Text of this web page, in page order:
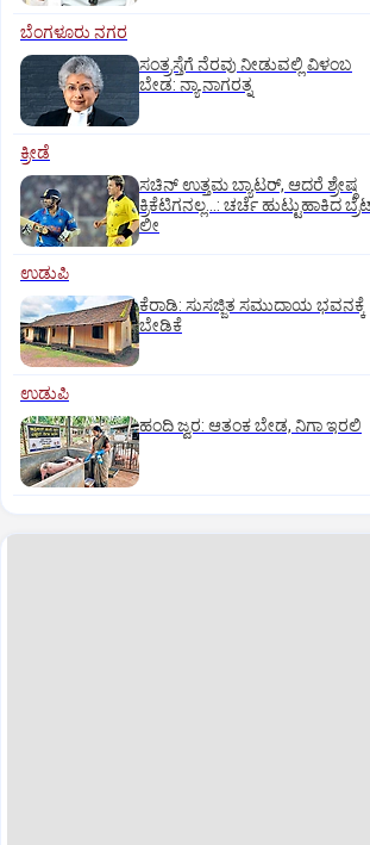
ಬೆಂಗಳೂರು ನಗರ
ಸಂತ್ರಸ್ತೆಗೆ ನೆರವು ನೀಡುವಲ್ಲಿ ವಿಳಂಬ
ಬೇಡ: ನ್ಯಾ.ನಾಗರತ್ನ
ಕ್ರೀಡೆ
ಸಚಿನ್‌ ಉತ್ತಮ ಬ್ಯಾಟರ್‌, ಆದರೆ ಶ್ರೇಷ್ಠ
ಕ್ರಿಕೆಟಿಗನಲ್ಲ…: ಚರ್ಚೆ ಹುಟ್ಟುಹಾಕಿದ
ಲೀ
ಉಡುಪಿ
ಕೆರಾಡಿ: ಸುಸಜ್ಜಿತ ಸಮುದಾಯ ಭವನಕ್ಕೆ
ಬೇಡಿಕೆ
ಉಡುಪಿ
ಹಂದಿ ಜ್ವರ: ಆತಂಕ ಬೇಡ, ನಿಗಾ ಇರಲಿ